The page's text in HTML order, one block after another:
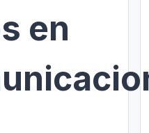
en